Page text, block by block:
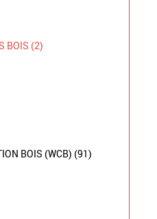
BOIS (2)
BOIS (WCB) (91)